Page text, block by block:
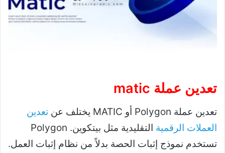
تعدين عملة matic
تعدين عملة Polygon أو MATIC يختلف عن
تعدين
العملات الرقمية
التقليدية مثل بيتكوين. Polygon
تستخدم نموذج إثبات الحصة بدلاً من نظام إثبات العمل.